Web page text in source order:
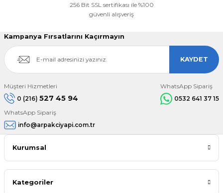
256 Bit SSL sertifikası ile %100
güvenli alışveriş
Kampanya Fırsatlarını Kaçırmayın
KAYDET
Müşteri Hizmetleri
0 (216) 527 45 94
WhatsApp Sipariş
0532 641 37 15
WhatsApp Sipariş
info@arpakciyapi.com.tr
Kurumsal
Kategoriler